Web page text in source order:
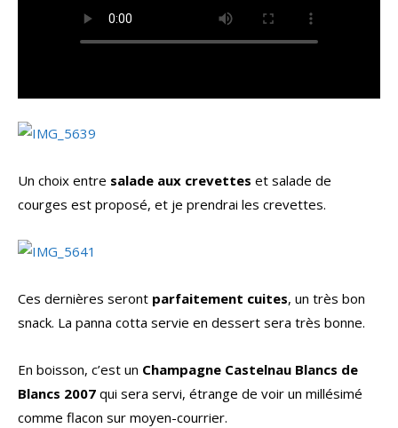
Un choix entre salade aux crevettes et salade de
courges est proposé, et je prendrai les crevettes.
Ces dernières seront parfaitement cuites, un très bon
snack. La panna cotta servie en dessert sera très bonne.
En boisson, c’est un Champagne Castelnau Blancs de
Blancs 2007 qui sera servi, étrange de voir un millésimé
comme flacon sur moyen-courrier.